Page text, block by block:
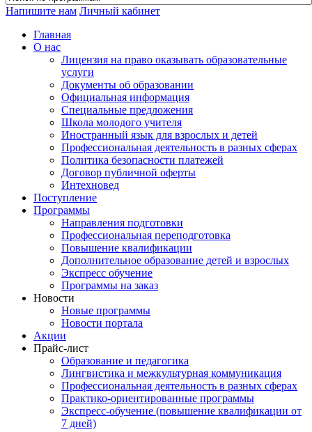
Напишите нам Личный кабинет
Главная
О нас
Лицензия на право оказывать образовательные
услуги
Документы об образовании
Официальная информация
Специальные предложения
Школа молодого учителя
Иностранный язык для взрослых и детей
Профессиональная деятельность в разных сферах
Политика безопасности платежей
Договор публичной оферты
Интехновед
Поступление
Программы
Направления подготовки
Профессиональная переподготовка
Повышение квалификации
Дополнительное образование детей и взрослых
Экспресс обучение
Программы на заказ
Новости
Новые программы
Новости портала
Акции
Прайс-лист
Образование и педагогика
Лингвистика и межкультурная коммуникация
Профессиональная деятельность в разных сферах
Практико-ориентированные программы
Экспресс-обучение (повышение квалификации от
7 дней)